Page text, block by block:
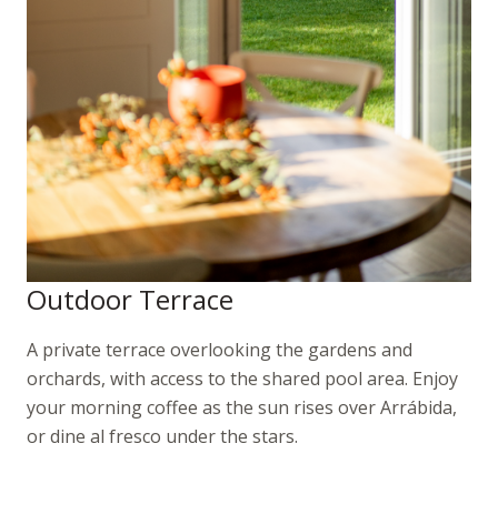
Outdoor Terrace
A private terrace overlooking the gardens and
orchards, with access to the shared pool area. Enjoy
your morning coffee as the sun rises over Arrábida,
or dine al fresco under the stars.